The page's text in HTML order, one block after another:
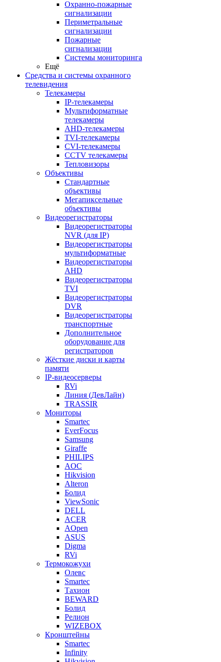
Охранно-пожарные
сигнализации
Периметральные
сигнализации
Пожарные
сигнализации
Системы мониторинга
Ещё
Средства и системы охранного
телевидения
Телекамеры
IP-телекамеры
Мультиформатные
телекамеры
AHD-телекамеры
TVI-телекамеры
CVI-телекамеры
CCTV телекамеры
Тепловизоры
Объективы
Стандартные
объективы
Мегапиксельные
объективы
Видеорегистраторы
Видеорегистраторы
NVR (для IP)
Видеорегистраторы
мультиформатные
Видеорегистраторы
AHD
Видеорегистраторы
TVI
Видеорегистраторы
DVR
Видеорегистраторы
транспортные
Дополнительное
оборудование для
регистраторов
Жёсткие диски и карты
памяти
IP-видеосерверы
RVi
Линия (ДевЛайн)
TRASSIR
Мониторы
Smartec
EverFocus
Samsung
Giraffe
PHILIPS
AOC
Hikvision
Alteron
Болид
ViewSonic
DELL
ACER
AOpen
ASUS
Digma
RVi
Термокожухи
Олевс
Smartec
Тахион
BEWARD
Болид
Релион
WIZEBOX
Кронштейны
Smartec
Infinity